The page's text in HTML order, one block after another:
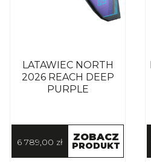
LATAWIEC NORTH
2026 REACH DEEP
PURPLE
6 789,00 zł ZOBACZ
PRODUKT